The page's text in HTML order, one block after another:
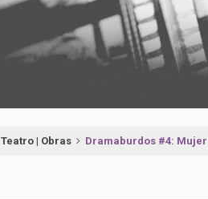
Teatro | Obras Dramaburdos #4: